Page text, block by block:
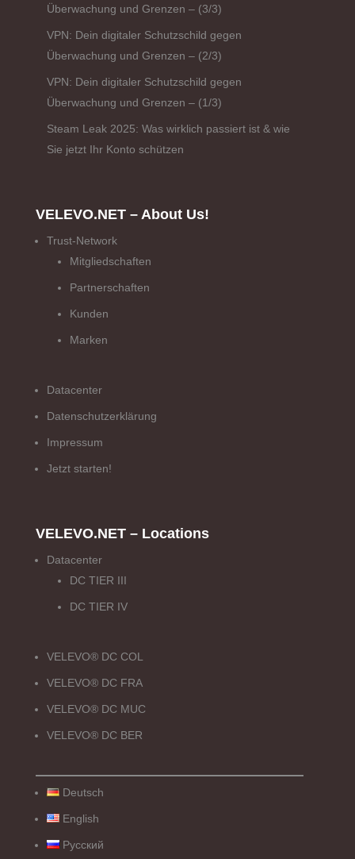
Überwachung und Grenzen – (3/3)
VPN: Dein digitaler Schutzschild gegen
Überwachung und Grenzen – (2/3)
VPN: Dein digitaler Schutzschild gegen
Überwachung und Grenzen – (1/3)
Steam Leak 2025: Was wirklich passiert ist & wie
Sie jetzt Ihr Konto schützen
VELEVO.NET – About Us!
Trust-Network
Mitgliedschaften
Partnerschaften
Kunden
Marken
Datacenter
Datenschutzerklärung
Impressum
Jetzt starten!
VELEVO.NET – Locations
Datacenter
DC TIER III
DC TIER IV
VELEVO® DC COL
VELEVO® DC FRA
VELEVO® DC MUC
VELEVO® DC BER
Deutsch
English
Русский